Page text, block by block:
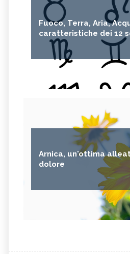
CARAFFE FILTRANTI
Fuoco, Terra, Aria,
caratteristiche dei 12
Arnica, un'ottima
dolore